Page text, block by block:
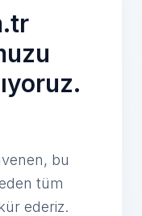
bu
tüm
ederiz.